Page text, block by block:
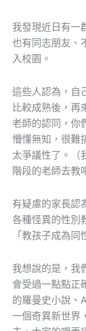
我發現近日有一
也有同志朋友、
入校園。
這些人認為，自
比較成熟後，再
老師的認同，你
懵懂無知，很難
太爭議性了。（
階段的老師去教
有疑慮的家長認
各種怪異的性別
「教孩子成為同
我想說的是，我
會受過一點點正
的羅曼史小說、
一個奇異新世界